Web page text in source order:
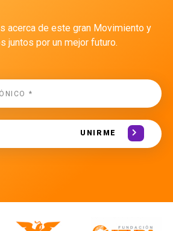
acerca de este gran Movimiento y
juntos por un mejor futuro.
UNIRME